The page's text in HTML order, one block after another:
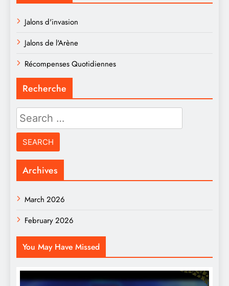
Jalons d'invasion
Jalons de l'Arène
Récompenses Quotidiennes
Recherche
Search
for:
Archives
March 2026
February 2026
You May Have Missed